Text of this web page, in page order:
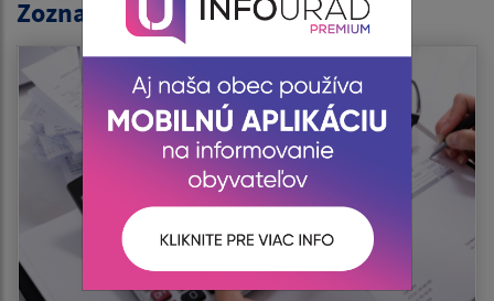
Zoznam aktualít: